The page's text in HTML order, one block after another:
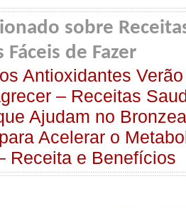
sobre
de Fazer
Antioxidantes
– Receitas
Ajudam no
Acelerar o
Receita e Benefícios